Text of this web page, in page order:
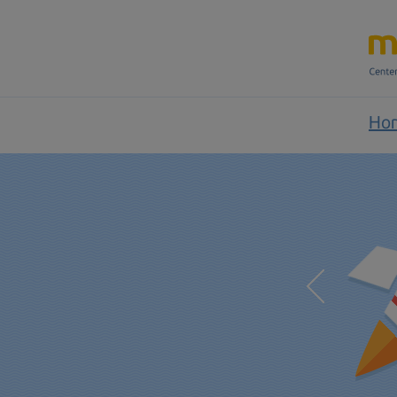
Time is money. We save you time by reducing the
time constant processing exchange transactions!